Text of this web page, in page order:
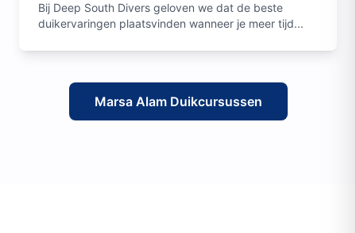
Bij Deep South Divers geloven we dat de beste
duikervaringen plaatsvinden wanneer je meer tijd...
Marsa Alam Duikcursussen